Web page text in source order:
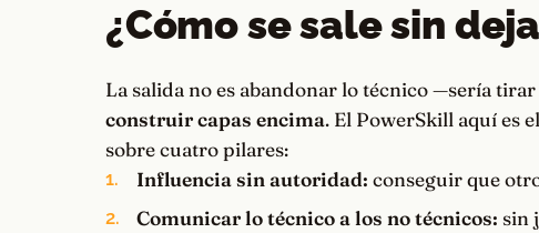
¿Cómo se sale sin
La salida no es abandonar lo técnico —sería
construir capas encima. El PowerSkill aquí es el
sobre cuatro pilares:
Influencia sin autoridad: conseguir que
Comunicar lo técnico a los no técnicos: sin